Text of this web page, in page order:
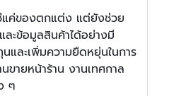
แค่ของตกแต่ง แต่ยังช่วย
ละข้อมูลสินค้าได้อย่างมี
และเพิ่มความยืดหยุ่นในการ
ขายหน้าร้าน งานเทศกาล
ๆ